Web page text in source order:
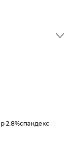
2.8%спандекс